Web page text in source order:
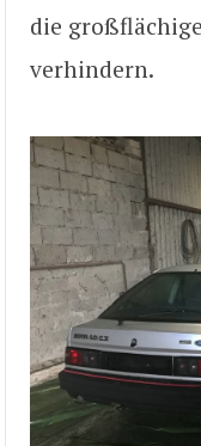
die
verhindern.